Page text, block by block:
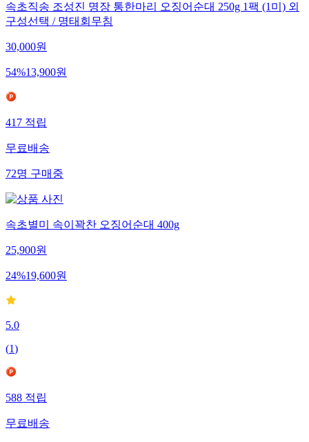
속초직송 조성진 명장 통한마리 오징어순대 250g 1팩 (1미) 외
구성선택 / 명태회무침
30,000원
54%13,900원
417 적립
무료배송
72명 구매중
속초별미 속이꽉찬 오징어순대 400g
25,900원
24%19,600원
5.0
(1)
588 적립
무료배송